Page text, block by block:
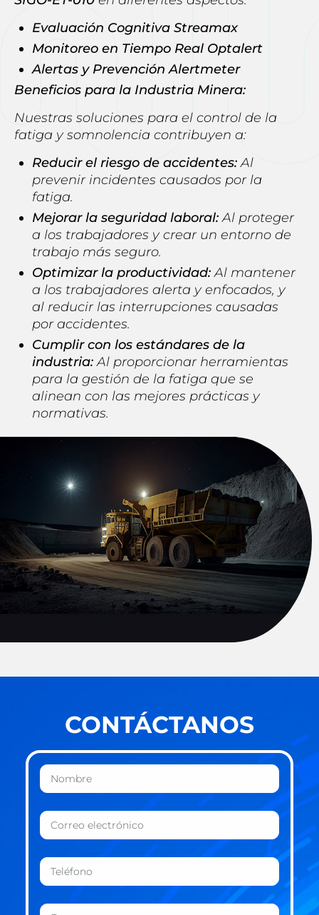
Evaluación Cognitiva Streamax
Monitoreo en Tiempo Real Optalert
Alertas y Prevención Alertmeter
Beneficios para la Industria Minera:
Nuestras soluciones para el control de la
fatiga y somnolencia contribuyen a:
Reducir el riesgo de accidentes: Al
prevenir incidentes causados por la
fatiga.
Mejorar la seguridad laboral: Al proteger
a los trabajadores y crear un entorno de
trabajo más seguro.
Optimizar la productividad: Al mantener
a los trabajadores alerta y enfocados, y
al reducir las interrupciones causadas
por accidentes.
Cumplir con los estándares de la
industria: Al proporcionar herramientas
para la gestión de la fatiga que se
alinean con las mejores prácticas y
normativas.
CONTÁCTANOS